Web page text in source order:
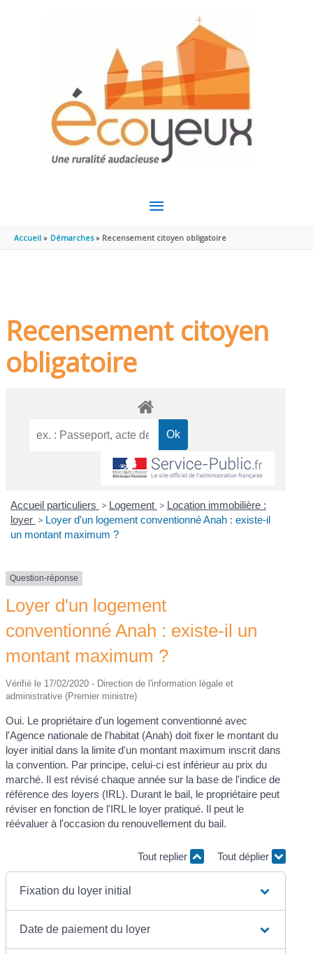
MENU
PRINCIPAL
Accueil Démarches Recensement citoyen obligatoire
Recensement citoyen
obligatoire
Accueil particuliers > Logement > Location immobilière :
loyer > Loyer d'un logement conventionné Anah : existe-il
un montant maximum ?
Question-réponse
Loyer d'un logement
conventionné Anah : existe-il un
montant maximum ?
Vérifié le 17/02/2020 - Direction de l'information légale et
administrative (Premier ministre)
Oui. Le propriétaire d'un logement conventionné avec
l'Agence nationale de l'habitat (Anah) doit fixer le montant du
loyer initial dans la limite d'un montant maximum inscrit dans
la convention. Par principe, celui-ci est inférieur au prix du
marché. Il est révisé chaque année sur la base de l'indice de
référence des loyers (IRL). Durant le bail, le propriétaire peut
réviser en fonction de l'IRL le loyer pratiqué. Il peut le
réévaluer à l'occasion du renouvellement du bail.
Tout replier Tout déplier
Fixation du loyer initial
Date de paiement du loyer